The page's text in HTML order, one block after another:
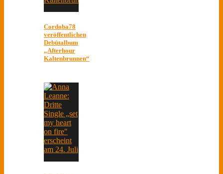
Cordoba78
veröffentlichen
Debütalbum
„Afterhour
Kaltenbrunnen“